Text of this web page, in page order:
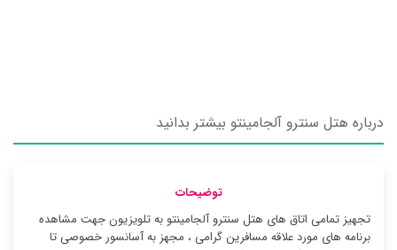
درباره هتل سنترو آلجامینتو بیشتر بدانید
توضیحات
تجهیز تمامی اتاق های هتل سنترو آلجامینتو به تلویزیون جهت مشاهده
برنامه های مورد علاقه مسافرین گرامی ، مجهز به آسانسور خصوصی تا